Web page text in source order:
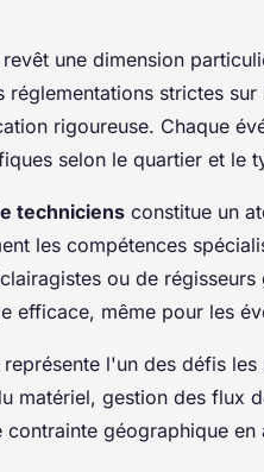
une dimension
réglementations strictes
rigoureuse. Chaque
selon le quartier et le
techniciens constitue un
les compétences
ou de
efficace, même pour les
l'un des défis
matériel, gestion des flux
géographique en